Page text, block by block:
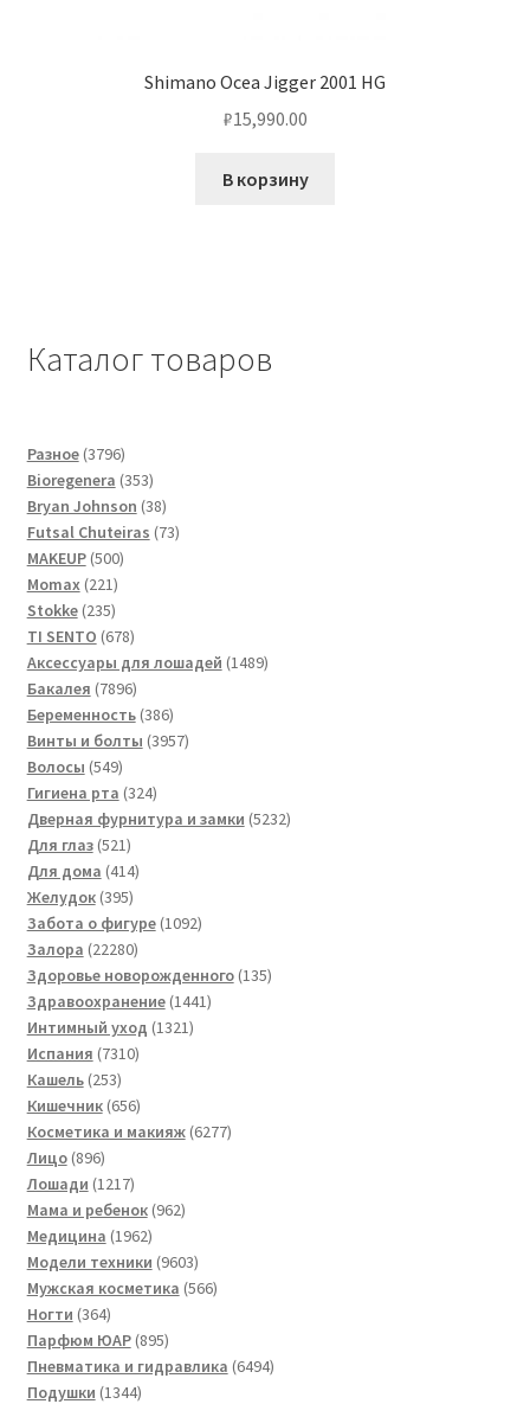
Shimano Ocea Jigger 2001 HG
₽15,990.00
В корзину
Каталог товаров
Разное 37963796
товаров
Bioregenera 353353
товара
Bryan Johnson 3838
товаров
Futsal Сhuteiras 7373
MAKEUP 500500
Momax 221221
товар
Stokke 235235
товаров
TI SENTO 678678
товаров
Аксессуары для лошадей 14891489
Бакалея 78967896
товаров
Беременность 386386
товаров
Винты и болты 39573957
Волосы 549549
товаров
Гигиена рта 324324
товара
Дверная фурнитура и замки 52325232
Для глаз 521521
товар
Для дома 414414
Желудок 395395
товаров
Забота о фигуре 10921092
Залора 2228022280
товаров
Здоровье новорожденного 135135
Здравоохранение 14411441
Интимный уход 13211321
Испания 73107310
Кашель 253253
товара
Кишечник 656656
товаров
Косметика и макияж 62776277
Лицо 896896
товаров
Лошади 12171217
товаров
Мама и ребенок 962962
Медицина 19621962
товара
Модели техники 96039603
товара
Мужская косметика 566566
Ногти 364364
товара
Парфюм ЮАР 895895
товаров
Пневматика и гидравлика 64946494
Подушки 13441344